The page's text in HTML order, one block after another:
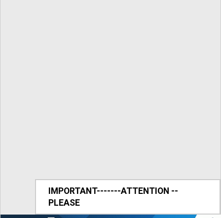
IMPORTANT-------ATTENTION --
PLEASE